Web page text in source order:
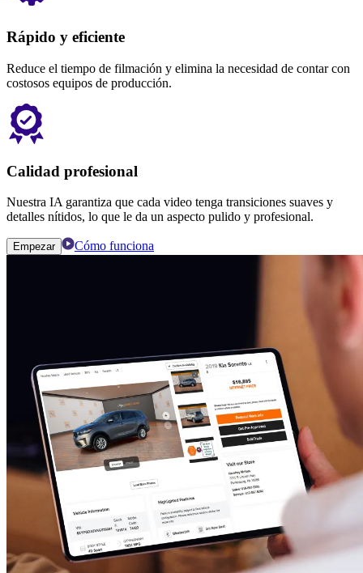
Rápido y eficiente
Reduce el tiempo de filmación y elimina la necesidad de contar con
costosos equipos de producción.
Calidad profesional
Nuestra IA garantiza que cada video tenga transiciones suaves y
detalles nítidos, lo que le da un aspecto pulido y profesional.
Empezar Cómo funciona